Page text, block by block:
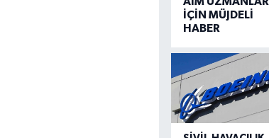
İÇİN MÜJDELİ
HABER